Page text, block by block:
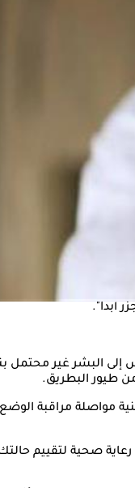
خلال الأشهر الأخيرة.
جنوباً.
القارة الجنوبية.
أبداً".
إلى البشر غير
مراقبة الوضع
صحية لتقييم حالتك